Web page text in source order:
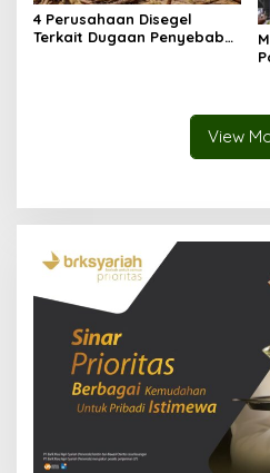
4 Perusahaan Disegel
Terkait Dugaan Penyebab
View